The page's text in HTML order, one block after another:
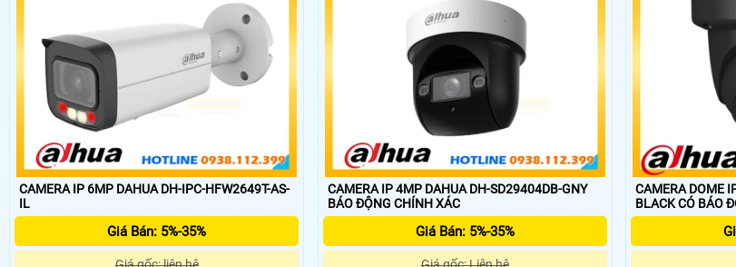
CAMERA IP 6MP DAHUA DH-IPC-HFW2649T-AS-
IL
Giá Bán: 5%-35%
CAMERA IP 4MP DAHUA DH-SD29404DB-GNY
BÁO ĐỘNG CHÍNH XÁC
Giá Bán: 5%-35%
CAMERA DOME
BLACK CÓ